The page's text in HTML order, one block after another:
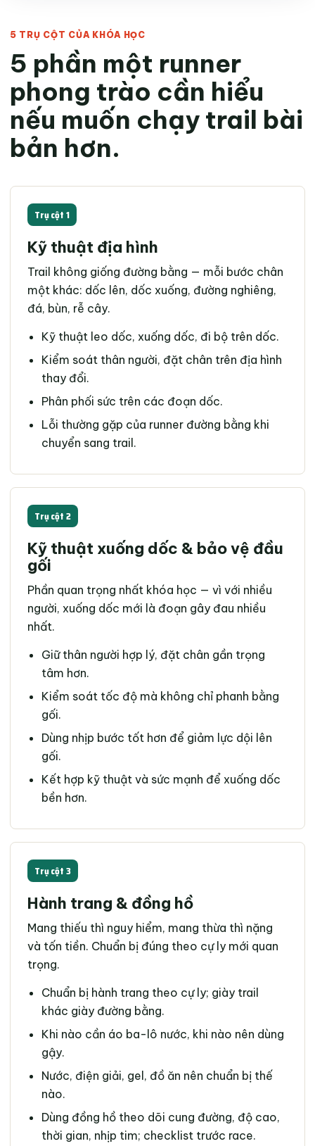
5 TRỤ CỘT CỦA KHÓA HỌC
5 phần một runner
phong trào cần hiểu
nếu muốn chạy trail bài
bản hơn.
Trụ cột 1
Kỹ thuật địa hình
Trail không giống đường bằng — mỗi bước chân
một khác: dốc lên, dốc xuống, đường nghiêng,
đá, bùn, rễ cây.
Kỹ thuật leo dốc, xuống dốc, đi bộ trên dốc.
Kiểm soát thân người, đặt chân trên địa hình
thay đổi.
Phân phối sức trên các đoạn dốc.
Lỗi thường gặp của runner đường bằng khi
chuyển sang trail.
Trụ cột 2
Kỹ thuật xuống dốc & bảo vệ đầu
gối
Phần quan trọng nhất khóa học — vì với nhiều
người, xuống dốc mới là đoạn gây đau nhiều
nhất.
Giữ thân người hợp lý, đặt chân gần trọng
tâm hơn.
Kiểm soát tốc độ mà không chỉ phanh bằng
gối.
Dùng nhịp bước tốt hơn để giảm lực dội lên
gối.
Kết hợp kỹ thuật và sức mạnh để xuống dốc
bền hơn.
Trụ cột 3
Hành trang & đồng hồ
Mang thiếu thì nguy hiểm, mang thừa thì nặng
và tốn tiền. Chuẩn bị đúng theo cự ly mới quan
trọng.
Chuẩn bị hành trang theo cự ly; giày trail
khác giày đường bằng.
Khi nào cần áo ba-lô nước, khi nào nên dùng
gậy.
Nước, điện giải, gel, đồ ăn nên chuẩn bị thế
nào.
Dùng đồng hồ theo dõi cung đường, độ cao,
thời gian, nhịp tim; checklist trước race.